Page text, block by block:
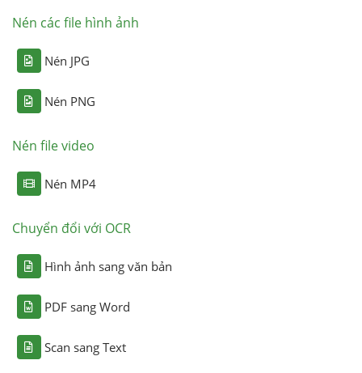
Nén các file hình ảnh
Nén JPG
Nén PNG
Nén file video
Nén MP4
Chuyển đổi với OCR
Hình ảnh sang văn bản
PDF sang Word
Scan sang Text